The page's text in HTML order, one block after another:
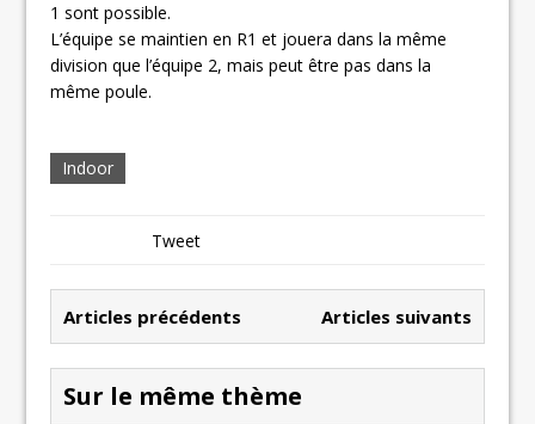
1 sont possible.
L’équipe se maintien en R1 et jouera dans la même
division que l’équipe 2, mais peut être pas dans la
même poule.
Indoor
Tweet
Articles précédents Articles suivants
Sur le même thème